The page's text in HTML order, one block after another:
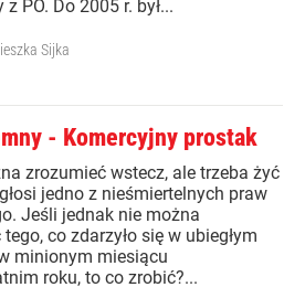
PO. Do 2005 r. był...
Sijka
- Komercyjny prostak
zrozumieć wstecz, ale trzeba żyć
jedno z nieśmiertelnych praw
Jeśli jednak nie można
co zdarzyło się w ubiegłym
minionym miesiącu
roku, to co zrobić?...